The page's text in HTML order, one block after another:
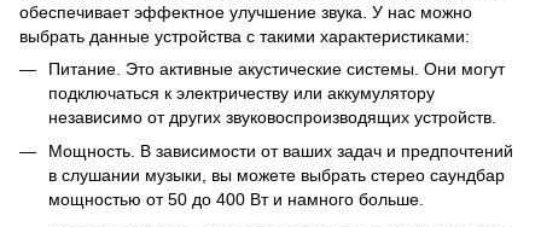
обеспечивает эффектное улучшение звука. У нас можно
выбрать данные устройства с такими характеристиками:
Питание. Это активные акустические системы. Они могут
подключаться к электричеству или аккумулятору
независимо от других звуковоспроизводящих устройств.
Мощность. В зависимости от ваших задач и предпочтений
в слушании музыки, вы можете выбрать стерео саундбар
мощностью от 50 до 400 Вт и намного больше.